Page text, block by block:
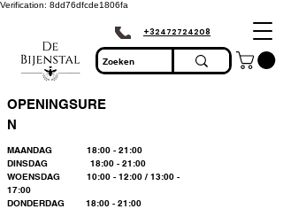
Verification: 8dd76dfcde1806fa
+32472724208
OPENINGSURE
N
MAANDAG 18:00 - 21:00
DINSDAG 18:00 - 21:00
WOENSDAG 10:00 - 12:00 / 13:00 -
17:00
DONDERDAG 18:00 - 21:00